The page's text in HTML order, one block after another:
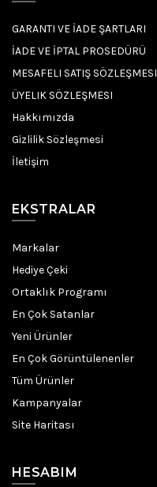
GARANTI VE İADE ŞARTLARI
İADE VE İPTAL PROSEDÜRÜ
MESAFELI SATIŞ SÖZLEŞMESI
ÜYELIK SÖZLEŞMESI
Hakkımızda
Gizlilik Sözleşmesi
İletişim
EKSTRALAR
Markalar
Hediye Çeki
Ortaklık Programı
En Çok Satanlar
Yeni Ürünler
En Çok Görüntülenenler
Tüm Ürünler
Kampanyalar
Site Haritası
HESABIM